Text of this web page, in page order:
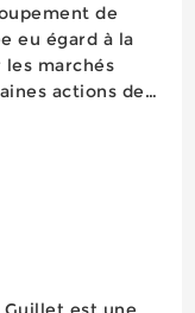
de
eu égard à la
les marchés
actions de